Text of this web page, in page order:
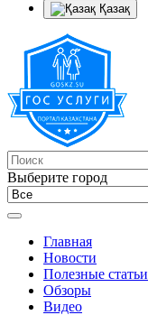
Қазақ
Выберите город
Главная
Новости
Полезные статьи
Обзоры
Видео